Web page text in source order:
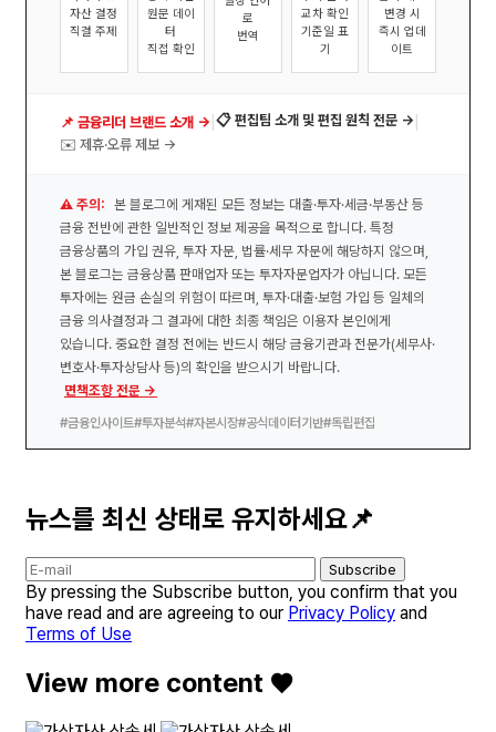
자산 결정
직결 주제
원문 데이
터
직접 확인
로
번역
교차 확인
기준일 표
기
변경 시
즉시 업데
이트
📌 금융리더 브랜드 소개 → 📋 편집팀 소개 및 편집 원칙 전문 →
✉️ 제휴·오류 제보 →
⚠️ 주의: 본 블로그에 게재된 모든 정보는 대출·투자·세금·부동산 등
금융 전반에 관한 일반적인 정보 제공을 목적으로 합니다. 특정
금융상품의 가입 권유, 투자 자문, 법률·세무 자문에 해당하지 않으며,
본 블로그는 금융상품 판매업자 또는 투자자문업자가 아닙니다. 모든
투자에는 원금 손실의 위험이 따르며, 투자·대출·보험 가입 등 일체의
금융 의사결정과 그 결과에 대한 최종 책임은 이용자 본인에게
있습니다. 중요한 결정 전에는 반드시 해당 금융기관과 전문가(세무사·
변호사·투자상담사 등)의 확인을 받으시기 바랍니다.
면책조항 전문 →
#금융인사이트#투자분석#자본시장#공식데이터기반#독립편집
뉴스를 최신 상태로 유지하세요📌
Subscribe
By pressing the Subscribe button, you confirm that you
have read and are agreeing to our Privacy Policy and
Terms of Use
View more content ♥️